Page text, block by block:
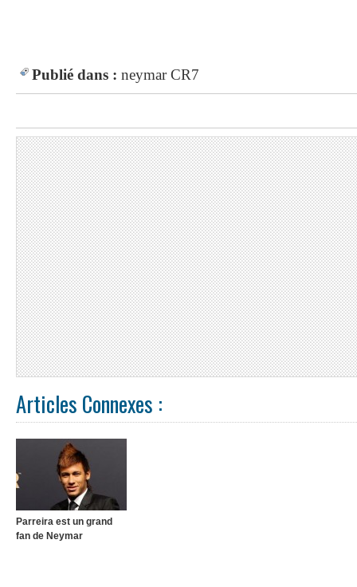
Publié dans : neymar CR7
Articles Connexes :
Parreira est un grand
fan de Neymar